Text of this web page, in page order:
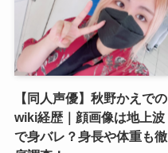
【同人声優】秋野かえでの
wiki経歴｜顔画像は地上波
で身バレ？身長や体重も徹